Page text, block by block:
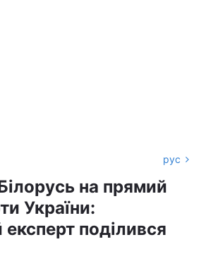
рус
на прямий
України:
експерт поділився